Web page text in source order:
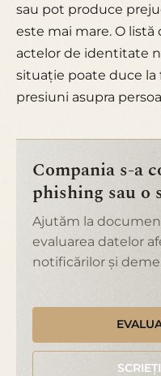
sau pot produce
este mai mare. O listă
actelor de identitate
situație poate duce la
presiuni asupra
Compania s-a
phishing sau o
Ajutăm la
evaluarea datelor
notificărilor și